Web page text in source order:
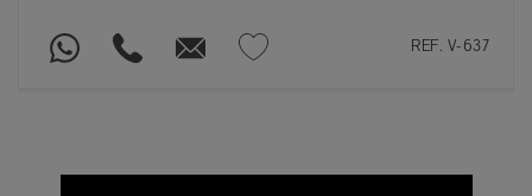
REF. V-637